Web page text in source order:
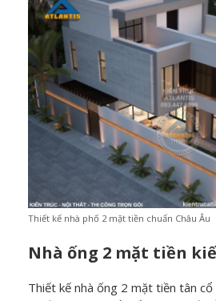
Thiết kế nhà phố 2 mặt tiền chuẩn Châu Âu
Nhà ống 2 mặt tiền
Thiết kế nhà ống 2 mặt tiền tân